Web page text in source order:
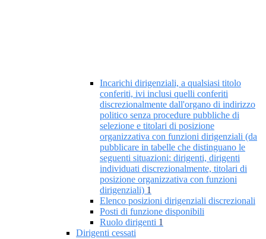
Incarichi dirigenziali, a qualsiasi titolo
conferiti, ivi inclusi quelli conferiti
discrezionalmente dall'organo di indirizzo
politico senza procedure pubbliche di
selezione e titolari di posizione
organizzativa con funzioni dirigenziali (da
pubblicare in tabelle che distinguano le
seguenti situazioni: dirigenti, dirigenti
individuati discrezionalmente, titolari di
posizione organizzativa con funzioni
dirigenziali) 1
Elenco posizioni dirigenziali discrezionali
Posti di funzione disponibili
Ruolo dirigenti 1
Dirigenti cessati